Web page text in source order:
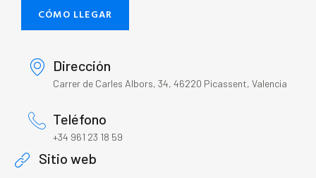
CÓMO LLEGAR
Dirección
Carrer de Carles Albors, 34, 46220 Picassent, Valencia
Teléfono
+34 961 23 18 59
Sitio web